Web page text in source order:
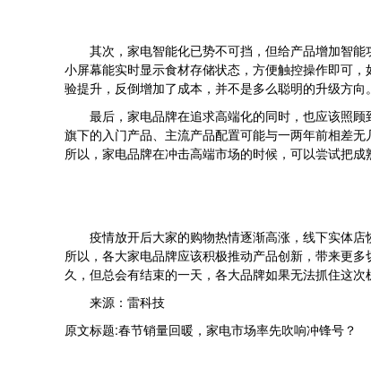
其次，家电智能化已势不可挡，但给产品增加智
小屏幕能实时显示食材存储状态，方便触控操作即可
验提升，反倒增加了成本，并不是多么聪明的升级方向。
最后，家电品牌在追求高端化的同时，也应该照
旗下的入门产品、主流产品配置可能与一两年前相差
所以，家电品牌在冲击高端市场的时候，可以尝试把
疫情放开后大家的购物热情逐渐高涨，线下实体
所以，各大家电品牌应该积极推动产品创新，带来更
久，但总会有结束的一天，各大品牌如果无法抓住这次
来源：雷科技
原文标题:春节销量回暖，家电市场率先吹响冲锋号？